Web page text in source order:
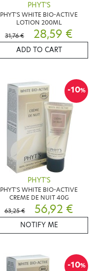
PHYT'S
PHYT'S WHITE BIO-ACTIVE
LOTION 200ML
31,76 €
28,59 €
ADD TO CART
-10%
PHYT'S
PHYT'S WHITE BIO-ACTIVE
CREME DE NUIT 40G
63,25 €
56,92 €
NOTIFY ME
-10%